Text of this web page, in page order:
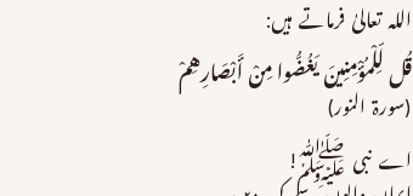
اللہ تعالیٰ فرماتے ہیں:
قُل لِّلْمُؤْمِنِينَ يَغُضُّوا مِنْ أَبْصَارِهِمْ
(سورۃ النور)
اے نبی ﷺ!